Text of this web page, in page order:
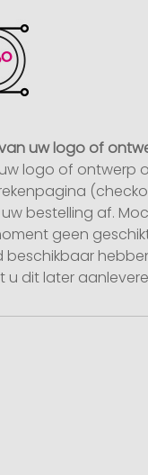
uw logo of
logo of ontwerp
bestelling af.
geen
beschikbaar
u dit later